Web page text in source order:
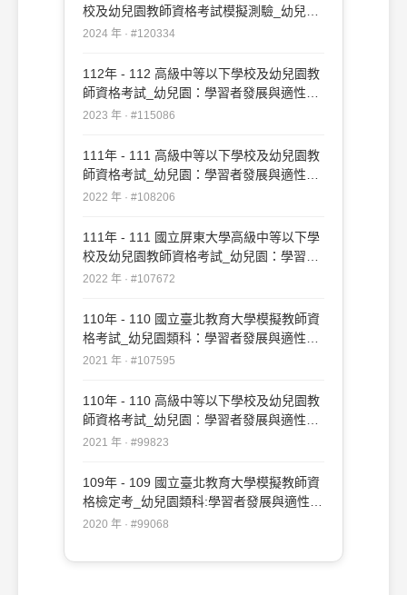
校及幼兒園教師資格考試模擬測驗_幼兒
園：學習者發展與適性輔導#120334
2024 年 · #120334
112年 - 112 高級中等以下學校及幼兒園教
師資格考試_幼兒園：學習者發展與適性輔
導#115086
2023 年 · #115086
111年 - 111 高級中等以下學校及幼兒園教
師資格考試_幼兒園：學習者發展與適性輔
導#108206
2022 年 · #108206
111年 - 111 國立屏東大學高級中等以下學
校及幼兒園教師資格考試_幼兒園：學習者
發展與適性輔導#107672
2022 年 · #107672
110年 - 110 國立臺北教育大學模擬教師資
格考試_幼兒園類科：學習者發展與適性輔
導#107595
2021 年 · #107595
110年 - 110 高級中等以下學校及幼兒園教
師資格考試_幼兒園︰學習者發展與適性輔
導#99823
2021 年 · #99823
109年 - 109 國立臺北教育大學模擬教師資
格檢定考_幼兒園類科:學習者發展與適性輔
導#99068
2020 年 · #99068